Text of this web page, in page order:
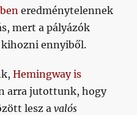
eredménytelennek
mert a pályázók
ennyiből.
Hemingway is
arra jutottunk, hogy
lesz avalós